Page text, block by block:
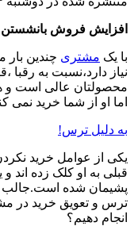
افزایش فروش بانشستن
با یک مشتری چندین بار
نیاز دارد،نسبت به رقبا
محصولتان عالی است و
اما او از شما خرید نمی
به دلیل ترس!
یکی از عوامل خرید
قبلی به او کلک زده اند
پشیمان شده است.جالب
ترس و تعویق خرید در
انجام دهیم؟